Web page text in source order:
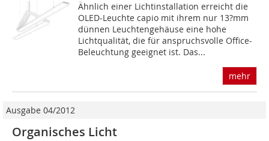
Ähnlich einer Lichtinstallation erreicht die
OLED-Leuchte capio mit ihrem nur 13?mm
dünnen Leuchtengehäuse eine hohe
Lichtqualität, die für anspruchsvolle Office-
Beleuchtung geeignet ist. Das...
mehr
Ausgabe 04/2012
Organisches Licht